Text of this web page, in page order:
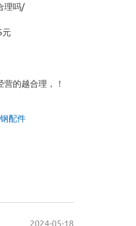
理吗/
元
的越合理，！
配件
2024-05-18